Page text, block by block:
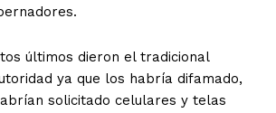
últimos dieron el tradicional
ya que los habría difamado,
solicitado celulares y telas